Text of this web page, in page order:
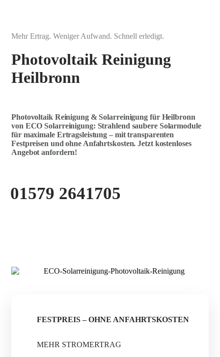
Mehr Ertrag. Weniger Aufwand. Schnell erledigt.
Photovoltaik Reinigung
Heilbronn
Photovoltaik Reinigung & Solarreinigung für Heilbronn
von ECO Solarreinigung: Strahlend saubere Solarmodule
für maximale Ertragsleistung – mit transparenten
Festpreisen und ohne Anfahrtskosten. Jetzt kostenloses
Angebot anfordern!
01579 2641705
FESTPREIS – OHNE ANFAHRTSKOSTEN
MEHR STROMERTRAG